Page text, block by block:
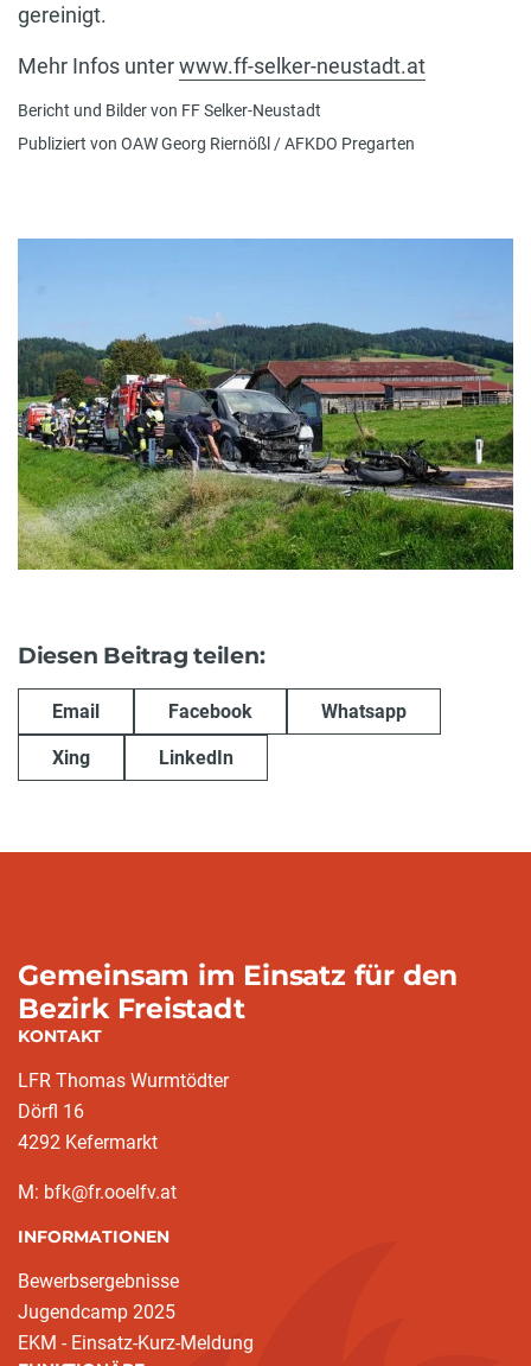
gereinigt.
Mehr Infos unterwww.ff-selker-neustadt.at
Bericht und Bilder von FF Selker-Neustadt
Publiziert von OAW Georg Riernößl / AFKDO Pregarten
Diesen Beitrag teilen:
Email Facebook Whatsapp
Xing LinkedIn
Gemeinsam im Einsatz für den
Bezirk Freistadt
KONTAKT
LFR Thomas Wurmtödter
Dörfl 16
4292 Kefermarkt
M: bfk@fr.ooelfv.at
INFORMATIONEN
Bewerbsergebnisse
Jugendcamp 2025
EKM - Einsatz-Kurz-Meldung